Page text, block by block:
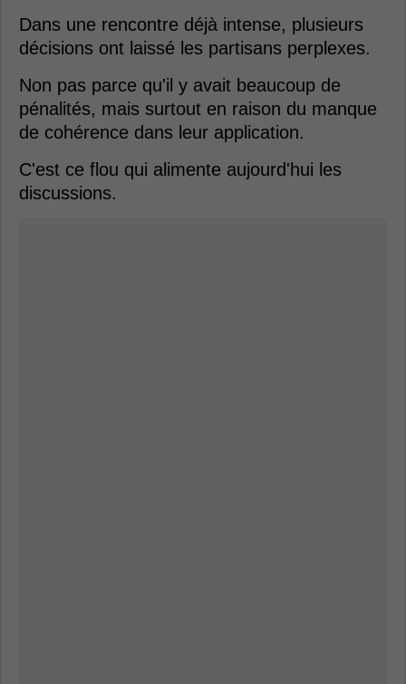
Dans une rencontre déjà intense, plusieurs
décisions ont laissé les partisans perplexes.
Non pas parce qu'il y avait beaucoup de
pénalités, mais surtout en raison du manque
de cohérence dans leur application.
C'est ce flou qui alimente aujourd'hui les
discussions.